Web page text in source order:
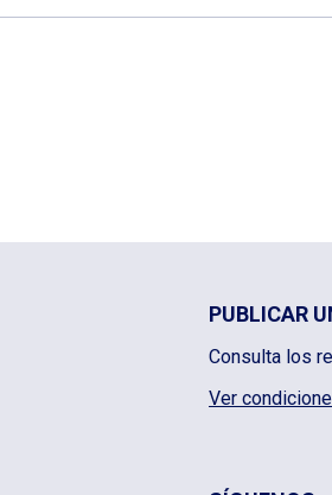
PUBLICAR
Consulta los
Ver